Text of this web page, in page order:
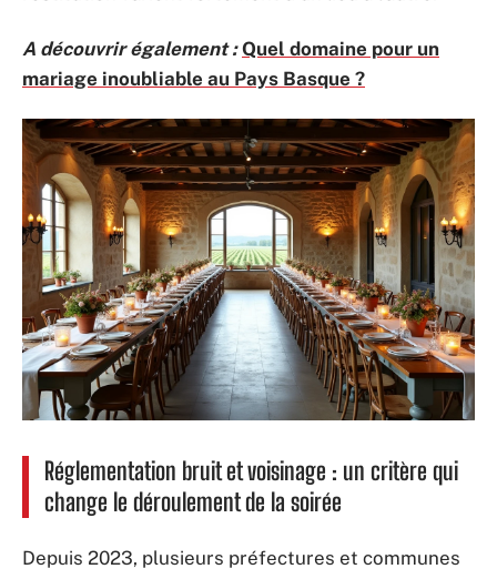
A découvrir également : Quel domaine pour un
mariage inoubliable au Pays Basque ?
Réglementation bruit et voisinage : un critère qui
change le déroulement de la soirée
Depuis 2023, plusieurs préfectures et communes